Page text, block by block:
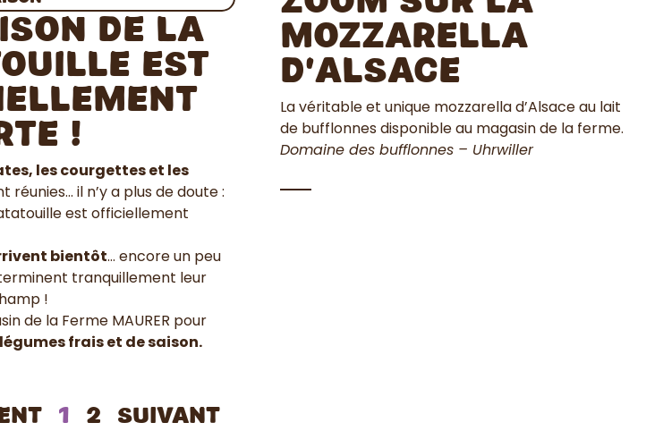
de la
est
!
les courgettes et les
réunies… il n’y a plus de doute :
est officiellement
bientôt… encore un peu
tranquillement leur
!
de la Ferme MAURER pour
légumes frais et de saison.
mozzarella
d’Alsace
La véritable et unique mozzarella d’Alsace au lait
de bufflonnes disponible au magasin de la ferme.
Domaine des bufflonnes – Uhrwiller
1 2 Suivant